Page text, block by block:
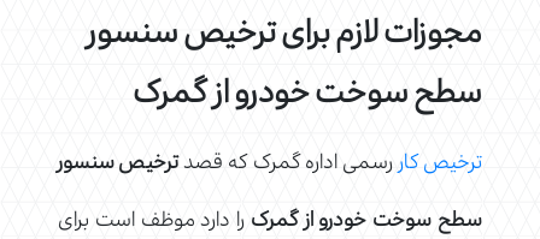
مجوزات لازم برای ترخیص سنسور
سطح سوخت خودرو از گمرک
ترخیص کاررسمی اداره گمرک که قصدترخیص سنسور
سطح سوخت خودرو از گمرک را دارد موظف است برای